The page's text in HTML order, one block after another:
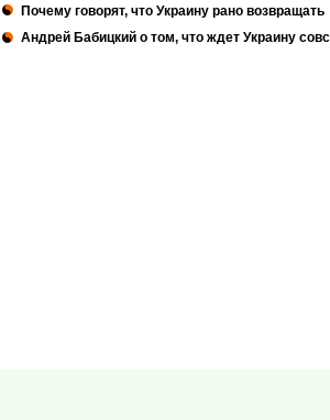
Почему говорят, что Украину рано возвращать
Андрей Бабицкий о том, что ждет Украину